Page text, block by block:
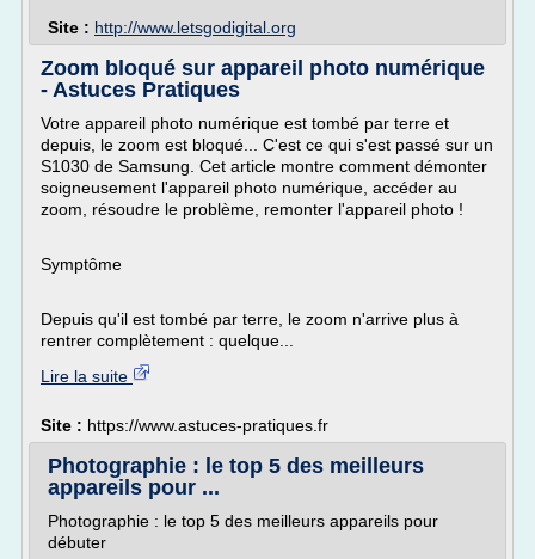
Site : http://www.letsgodigital.org
Zoom bloqué sur appareil photo numérique
- Astuces Pratiques
Votre appareil photo numérique est tombé par terre et
depuis, le zoom est bloqué... C'est ce qui s'est passé sur un
S1030 de Samsung. Cet article montre comment démonter
soigneusement l'appareil photo numérique, accéder au
zoom, résoudre le problème, remonter l'appareil photo !
Symptôme
Depuis qu'il est tombé par terre, le zoom n'arrive plus à
rentrer complètement : quelque...
Lire la suite
Site : https://www.astuces-pratiques.fr
Photographie : le top 5 des meilleurs
appareils pour ...
Photographie : le top 5 des meilleurs appareils pour
débuter